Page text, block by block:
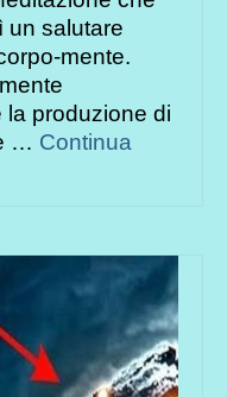
un salutare
mente.
la produzione di
… Continua